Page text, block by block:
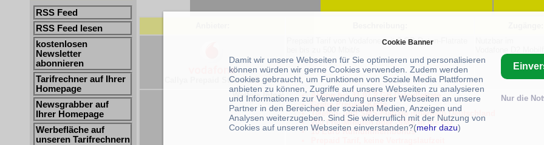
RSS Feed
RSS Feed lesen
kostenlosen
Newsletter
abonnieren
Tarifrechner auf Ihrer
Homepage
Newsgrabber auf
Ihrer Homepage
Werbefläche auf
unseren Tarifrechnern
Callya Prepaid Start 2 GB
Prepaid Tarif von Vodafone mit 2 GB Daten-Flatrate
Weitere Infos:
Aktion bis 31.07 2 GB Datenflatrate
Gratis Prepaid Karte
Telefon- und SMS-Flatrate innerhalb Deutschland
200 Frei-Minuten oder -SMS in die EU
10 Euro Rufnummernbonus
Cookie Banner
Damit wir unsere Webseiten für Sie optimieren und personalisieren
können würden wir gerne Cookies verwenden. Zudem werden
Cookies gebraucht, um Funktionen von Soziale Media Plattformen
anbieten zu können, Zugriffe auf unsere Webseiten zu analysieren
und Informationen zur Verwendung unserer Webseiten an unsere
Partner in den Bereichen der sozialen Medien, Anzeigen und
Analysen weiterzugeben. Sind Sie widerruflich mit der Nutzung von
Cookies auf unseren Webseiten einverstanden?(mehr dazu)
Nur die